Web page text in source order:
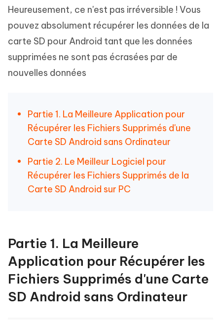
Heureusement, ce n'est pas irréversible ! Vous
pouvez absolument récupérer les données de la
carte SD pour Android tant que les données
supprimées ne sont pas écrasées par de
nouvelles données
Partie 1. La Meilleure Application pour
Récupérer les Fichiers Supprimés d'une
Carte SD Android sans Ordinateur
Partie 2. Le Meilleur Logiciel pour
Récupérer les Fichiers Supprimés de la
Carte SD Android sur PC
Partie 1. La Meilleure
Application pour Récupérer les
Fichiers Supprimés d'une Carte
SD Android sans Ordinateur